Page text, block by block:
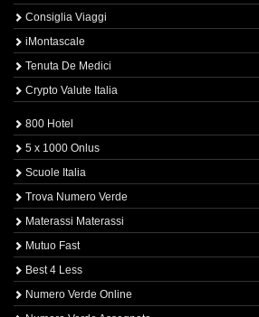
Consiglia Viaggi
iMontascale
Tenuta De Medici
Crypto Valute Italia
800 Hotel
5 x 1000 Onlus
Scuole Italia
Trova Numero Verde
Materassi Materassi
Mutuo Fast
Best 4 Less
Numero Verde Online